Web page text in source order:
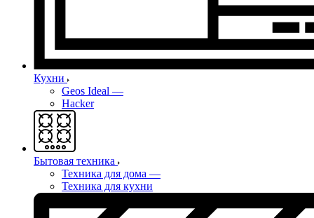
Кухни
Geos Ideal —
Hacker
Бытовая техника
Техника для дома —
Техника для кухни